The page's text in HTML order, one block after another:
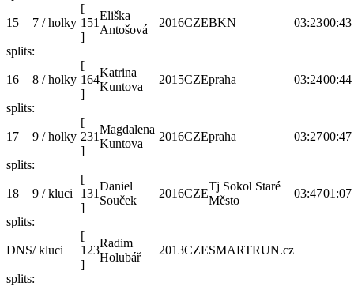
15 7 / holky
[
151
]
Eliška
Antošová
2016CZEBKN 03:2300:43
splits:
16 8 / holky
[
164
]
Katrina
Kuntova
2015CZEpraha 03:2400:44
splits:
17 9 / holky
[
231
]
Magdalena
Kuntova
2016CZEpraha 03:2700:47
splits:
18 9 / kluci
[
131
]
Daniel
Souček
2016CZE
Tj Sokol Staré
Město
03:4701:07
splits:
DNS/ kluci
[
123
]
Radim
Holubář
2013CZESMARTRUN.cz
splits: